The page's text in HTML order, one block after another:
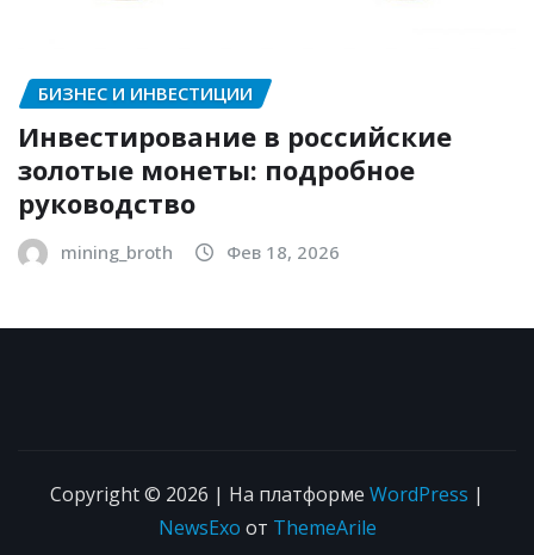
БИЗНЕС И ИНВЕСТИЦИИ
Инвестирование в российские
золотые монеты: подробное
руководство
mining_broth Фев 18, 2026
Copyright © 2026 | На платформе WordPress |
NewsExo от ThemeArile